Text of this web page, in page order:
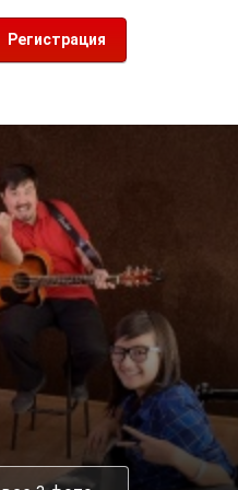
Регистрация